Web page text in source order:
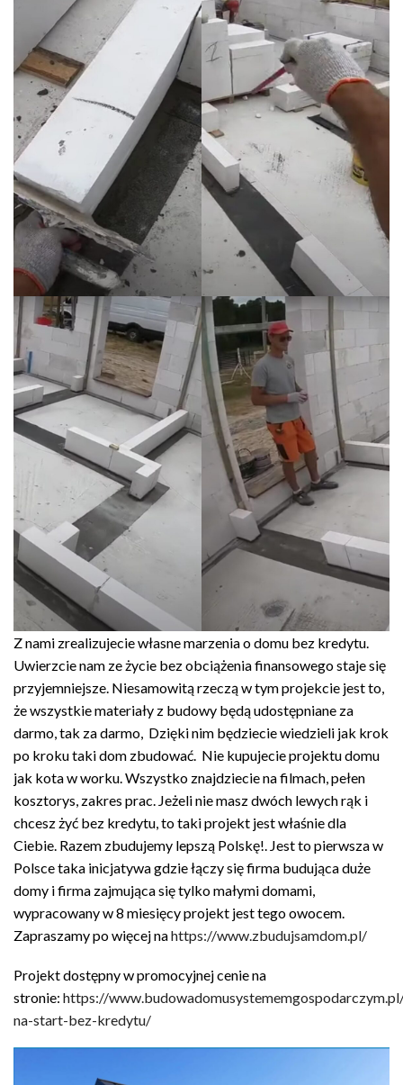
Z nami zrealizujecie własne marzenia o domu bez kredytu.
Uwierzcie nam ze życie bez obciążenia finansowego staje się
przyjemniejsze. Niesamowitą rzeczą w tym projekcie jest to,
że wszystkie materiały z budowy będą udostępniane za
darmo, tak za darmo, Dzięki nim będziecie wiedzieli jak krok
po kroku taki dom zbudować. Nie kupujecie projektu domu
jak kota w worku. Wszystko znajdziecie na filmach, pełen
kosztorys, zakres prac. Jeżeli nie masz dwóch lewych rąk i
chcesz żyć bez kredytu, to taki projekt jest właśnie dla
Ciebie. Razem zbudujemy lepszą Polskę!. Jest to pierwsza w
Polsce taka inicjatywa gdzie łączy się firma budująca duże
domy i firma zajmująca się tylko małymi domami,
wypracowany w 8 miesięcy projekt jest tego owocem.
Zapraszamy po więcej nahttps://www.zbudujsamdom.pl/
Projekt dostępny w promocyjnej cenie na
stronie: https://
na-start-bez-kredytu/